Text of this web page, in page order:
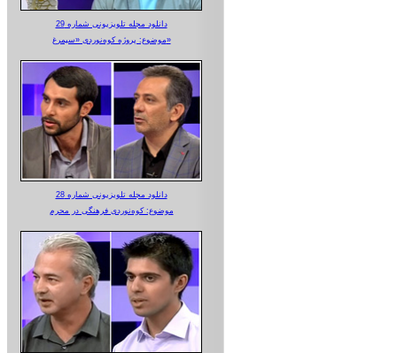
دانلود مجله تلویزیونی شماره 29
موضوع: پروژه کوه‌نوردی «سیمرغ»
دانلود مجله تلویزیونی شماره 28
موضوع: کوه‌نوردی فرهنگی در محرم